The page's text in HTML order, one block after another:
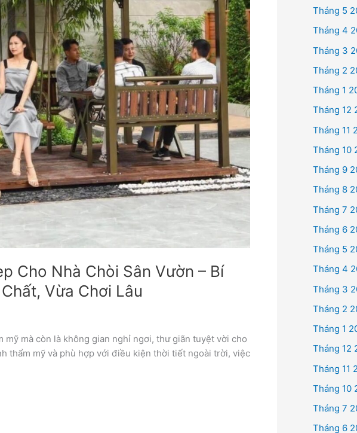
Cho Nhà Chòi Sân Vườn – Bí
Vừa Chơi Lâu
mà còn là không gian nghỉ ngơi, thư giãn tuyệt vời cho
thẩm mỹ và phù hợp với điều kiện thời tiết ngoài trời, việc
Tháng 5
Tháng 4
Tháng 3
Tháng 2
Tháng 1
Tháng 12
Tháng 11
Tháng 10
Tháng 9
Tháng 8
Tháng 7
Tháng 6
Tháng 5
Tháng 4
Tháng 3
Tháng 2
Tháng 1
Tháng 12
Tháng 11
Tháng 10
Tháng 7
Tháng 6